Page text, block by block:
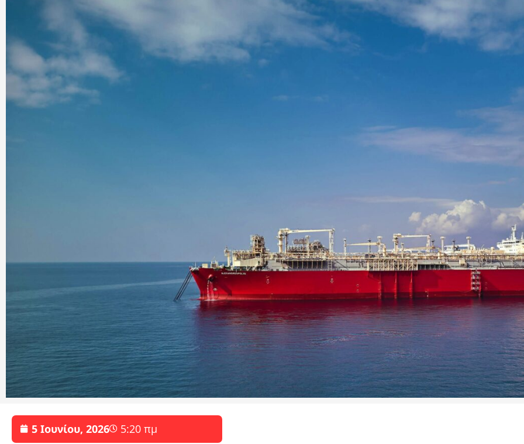
5 Ιουνίου, 2026 5:20 πμ